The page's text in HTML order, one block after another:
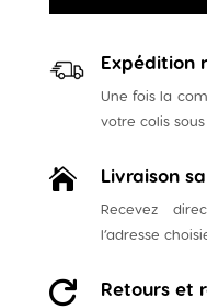
Expédition
Une fois la
votre colis sous
 Livraison
Recevez
l’adresse
 Retours et